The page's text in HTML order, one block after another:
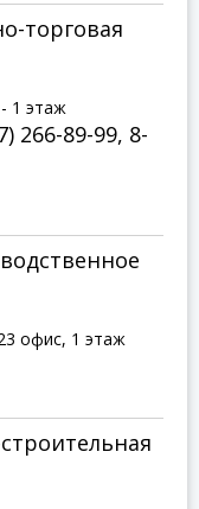
торговая
1 этаж
266-89-99, 8-
офис, 1 этаж